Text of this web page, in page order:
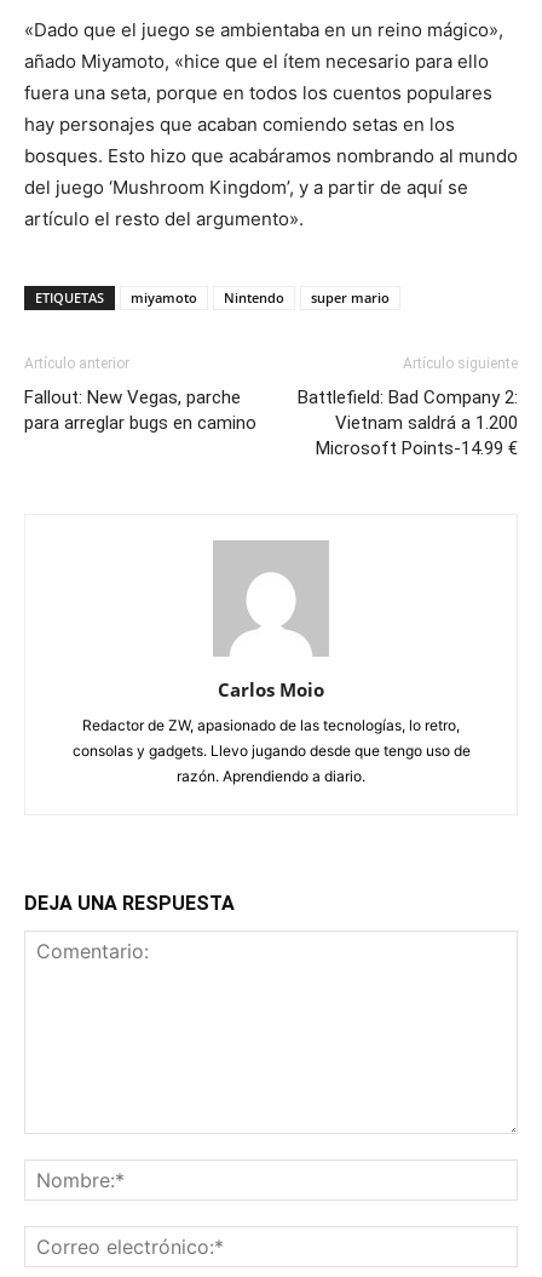
«Dado que el juego se ambientaba en un reino mágico»,
añado Miyamoto, «hice que el ítem necesario para ello
fuera una seta, porque en todos los cuentos populares
hay personajes que acaban comiendo setas en los
bosques. Esto hizo que acabáramos nombrando al mundo
del juego ‘Mushroom Kingdom’, y a partir de aquí se
artículo el resto del argumento».
ETIQUETAS miyamoto Nintendo super mario
Artículo anterior
Fallout: New Vegas, parche
para arreglar bugs en camino
Artículo siguiente
Battlefield: Bad Company 2:
Vietnam saldrá a 1.200
Microsoft Points-14.99 €
Carlos Moio
Redactor de ZW, apasionado de las tecnologías, lo retro,
consolas y gadgets. Llevo jugando desde que tengo uso de
razón. Aprendiendo a diario.
DEJA UNA RESPUESTA